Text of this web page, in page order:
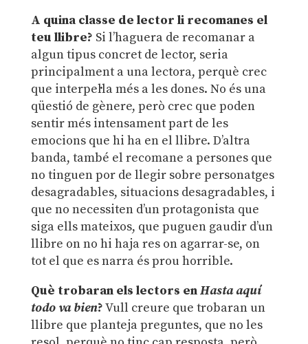
A quina classe de lector li recomanes el
teu llibre? Si l’haguera de recomanar a
algun tipus concret de lector, seria
principalment a una lectora, perquè crec
que interpel·la més a les dones. No és una
qüestió de gènere, però crec que poden
sentir més intensament part de les
emocions que hi ha en el llibre. D’altra
banda, també el recomane a persones que
no tinguen por de llegir sobre personatges
desagradables, situacions desagradables, i
que no necessiten d’un protagonista que
siga ells mateixos, que puguen gaudir d’un
llibre on no hi haja res on agarrar-se, on
tot el que es narra és prou horrible.
Què trobaran els lectors enHasta aquí
todo va bien?Vull creure que trobaran un
llibre que planteja preguntes, que no les